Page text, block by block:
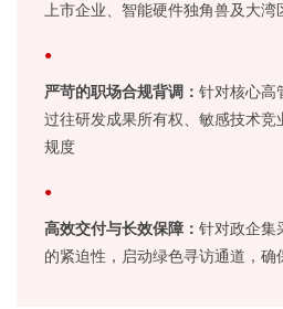
上市企业、智能硬件独角兽及大
严苛的职场合规背调： 针对核心高
过往研发成果所有权、敏感技术竞
规度
高效交付与长效保障： 针对政企集
的紧迫性，启动绿色寻访通道，确